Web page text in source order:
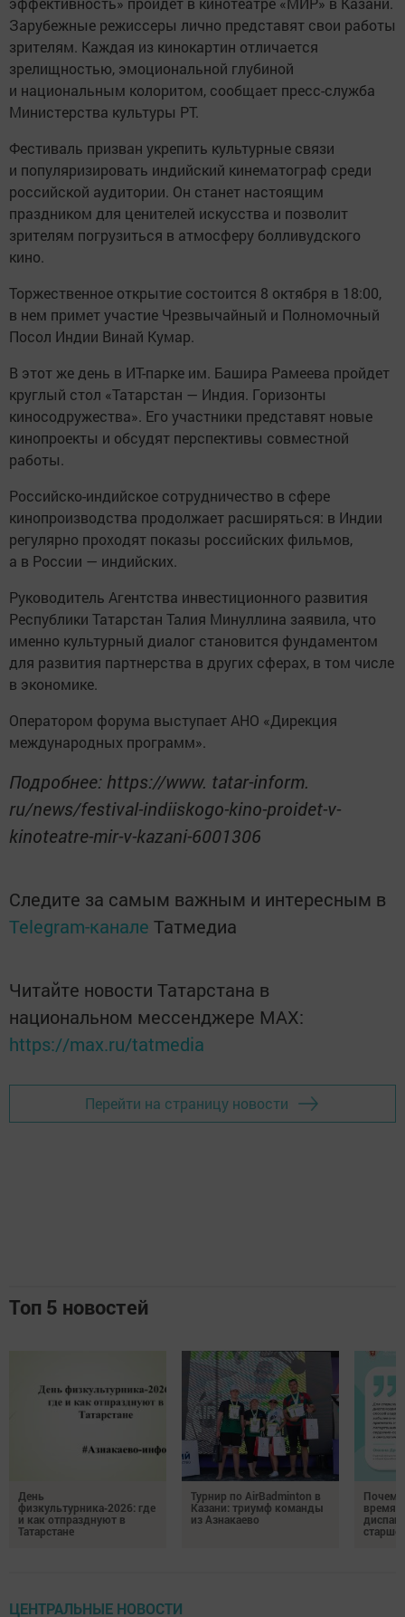
Зарубежные режиссеры лично представят свои работы
зрителям. Каждая из кинокартин отличается
зрелищностью, эмоциональной глубиной
и национальным колоритом, сообщает пресс-служба
Министерства культуры РТ.
Фестиваль призван укрепить культурные связи
и популяризировать индийский кинематограф среди
российской аудитории. Он станет настоящим
праздником для ценителей искусства и позволит
зрителям погрузиться в атмосферу болливудского
кино.
Торжественное открытие состоится 8 октября в 18:00,
в нем примет участие Чрезвычайный и Полномочный
Посол Индии Винай Кумар.
В этот же день в ИТ-парке им. Башира Рамеева пройдет
круглый стол «Татарстан — Индия. Горизонты
киносодружества». Его участники представят новые
кинопроекты и обсудят перспективы совместной
работы.
Российско-индийское сотрудничество в сфере
кинопроизводства продолжает расширяться: в Индии
регулярно проходят показы российских фильмов,
а в России — индийских.
Руководитель Агентства инвестиционного развития
Республики Татарстан Талия Минуллина заявила, что
именно культурный диалог становится фундаментом
для развития партнерства в других сферах, в том числе
в экономике.
Оператором форума выступает АНО «Дирекция
международных программ».
Подробнее: https://www. tatar-inform.
ru/news/festival-indiiskogo-kino-proidet-v-
kinoteatre-mir-v-kazani-6001306
Следите за самым важным и интересным в
Telegram-канале Татмедиа
Читайте новости Татарстана в
национальном мессенджере MАХ:
https://max.ru/tatmedia
Перейти на страницу новости
Топ 5 новостей
День
физкультурника‑2026: где
и как отпразднуют в
Татарстане
Турнир по AirBadminton в
Казани: триумф команды
из Азнакаево
время
ЦЕНТРАЛЬНЫЕ НОВОСТИ